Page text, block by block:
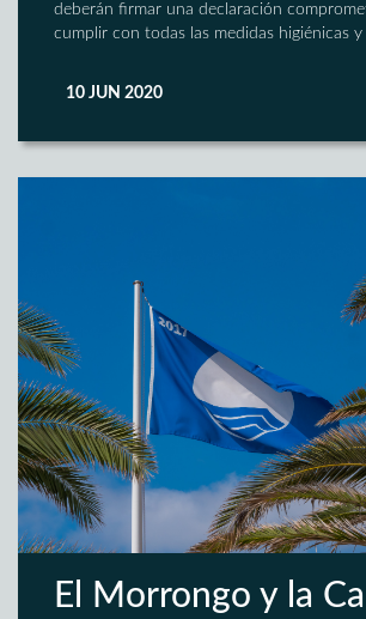
deberán firmar una declaración
cumplir con todas las medidas higiénicas y
10 JUN 2020
El Morrongo y la